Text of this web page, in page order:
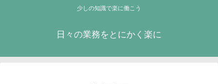
少しの知識で楽に働こう
日々の業務をとにかく楽に